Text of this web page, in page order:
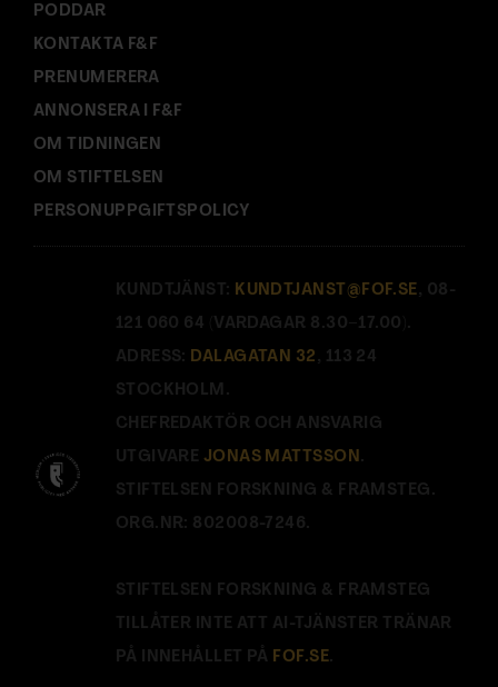
PODDAR
KONTAKTA F&F
PRENUMERERA
ANNONSERA I F&F
OM TIDNINGEN
OM STIFTELSEN
PERSONUPPGIFTSPOLICY
KUNDTJÄNST: KUNDTJANST@FOF.SE , 08-
121 060 64 (VARDAGAR 8.30–17.00).
ADRESS: DALAGATAN 32 , 113 24
STOCKHOLM.
CHEFREDAKTÖR OCH ANSVARIG
UTGIVARE JONAS MATTSSON.
STIFTELSEN FORSKNING & FRAMSTEG.
ORG.NR: 802008-7246.
STIFTELSEN FORSKNING & FRAMSTEG
TILLÅTER INTE ATT AI-TJÄNSTER TRÄNAR
PÅ INNEHÅLLET PÅ FOF.SE.